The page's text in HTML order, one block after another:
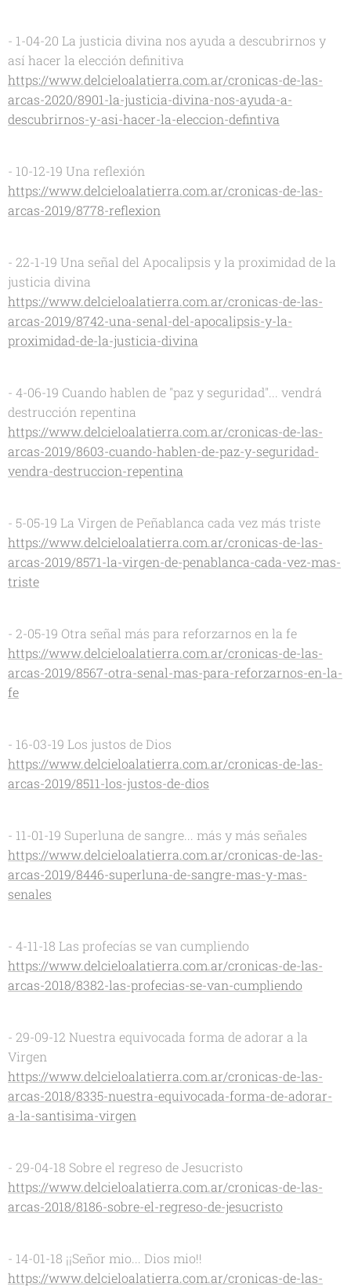
- 1-04-20 La justicia divina nos ayuda a descubrirnos y
así hacer la elección definitiva
https://www.delcieloalatierra.com.ar/cronicas-de-las-
arcas-2020/8901-la-justicia-divina-nos-ayuda-a-
descubrirnos-y-asi-hacer-la-eleccion-defintiva
- 10-12-19 Una reflexión
https://www.delcieloalatierra.com.ar/cronicas-de-las-
arcas-2019/8778-reflexion
- 22-1-19 Una señal del Apocalipsis y la proximidad de la
justicia divina
https://www.delcieloalatierra.com.ar/cronicas-de-las-
arcas-2019/8742-una-senal-del-apocalipsis-y-la-
proximidad-de-la-justicia-divina
- 4-06-19 Cuando hablen de "paz y seguridad"... vendrá
destrucción repentina
https://www.delcieloalatierra.com.ar/cronicas-de-las-
arcas-2019/8603-cuando-hablen-de-paz-y-seguridad-
vendra-destruccion-repentina
- 5-05-19 La Virgen de Peñablanca cada vez más triste
https://www.delcieloalatierra.com.ar/cronicas-de-las-
arcas-2019/8571-la-virgen-de-penablanca-cada-vez-mas-
triste
- 2-05-19 Otra señal más para reforzarnos en la fe
https://www.delcieloalatierra.com.ar/cronicas-de-las-
arcas-2019/8567-otra-senal-mas-para-reforzarnos-en-la-
fe
- 16-03-19 Los justos de Dios
https://www.delcieloalatierra.com.ar/cronicas-de-las-
arcas-2019/8511-los-justos-de-dios
- 11-01-19 Superluna de sangre... más y más señales
https://www.delcieloalatierra.com.ar/cronicas-de-las-
arcas-2019/8446-superluna-de-sangre-mas-y-mas-
senales
- 4-11-18 Las profecías se van cumpliendo
https://www.delcieloalatierra.com.ar/cronicas-de-las-
arcas-2018/8382-las-profecias-se-van-cumpliendo
- 29-09-12 Nuestra equivocada forma de adorar a la
Virgen
https://www.delcieloalatierra.com.ar/cronicas-de-las-
arcas-2018/8335-nuestra-equivocada-forma-de-adorar-
a-la-santisima-virgen
- 29-04-18 Sobre el regreso de Jesucristo
https://www.delcieloalatierra.com.ar/cronicas-de-las-
arcas-2018/8186-sobre-el-regreso-de-jesucristo
- 14-01-18 ¡¡Señor mio... Dios mio!!
https://www.delcieloalatierra.com.ar/cronicas-de-las-